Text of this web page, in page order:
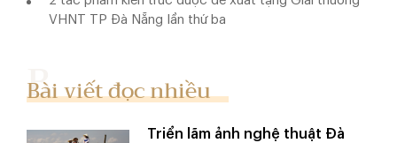
VHNT TP Đà Nẵng lần thứ ba
Bài viết đọc nhiều
Triển lãm ảnh nghệ thuật Đà